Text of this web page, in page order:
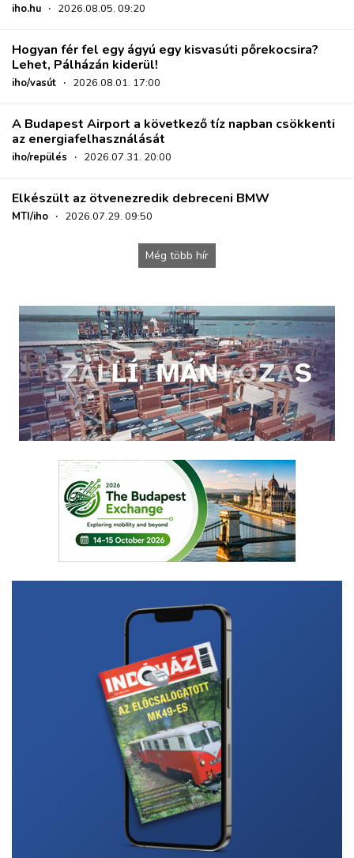
iho.hu · 2026.08.05. 09:20
Hogyan fér fel egy ágyú egy kisvasúti pőrekocsira?
Lehet, Pálházán kiderül!
iho/vasút · 2026.08.01. 17:00
A Budapest Airport a következő tíz napban csökkenti
az energiafelhasználását
iho/repülés · 2026.07.31. 20:00
Elkészült az ötvenezredik debreceni BMW
MTI/iho · 2026.07.29. 09:50
Még több hír